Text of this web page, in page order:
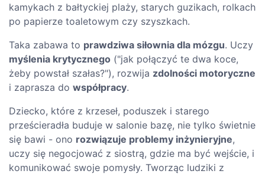
kamykach z bałtyckiej plaży, starych guzikach, rolkach
po papierze toaletowym czy szyszkach.
Taka zabawa to prawdziwa siłownia dla mózgu. Uczy
myślenia krytycznego ("jak połączyć te dwa koce,
żeby powstał szałas?"), rozwija zdolności motoryczne
i zaprasza do współpracy.
Dziecko, które z krzeseł, poduszek i starego
prześcieradła buduje w salonie bazę, nie tylko świetnie
się bawi - ono rozwiązuje problemy inżynieryjne,
uczy się negocjować z siostrą, gdzie ma być wejście, i
komunikować swoje pomysły. Tworząc ludziki z